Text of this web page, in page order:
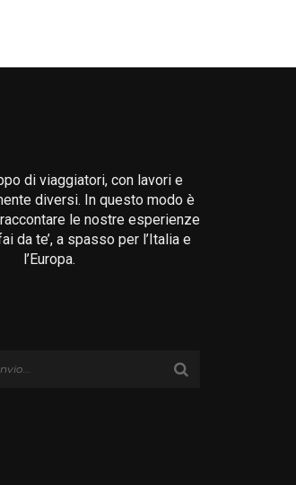
di viaggiatori, con lavori e
diversi. In questo modo è
le nostre esperienze
da te’, a spasso per l’Italia e
l’Europa.